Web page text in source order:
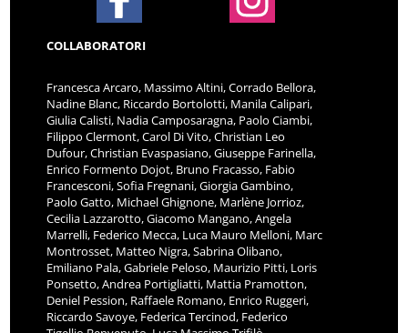
COLLABORATORI
Francesca Arcaro, Massimo Altini, Corrado Bellora,
Nadine Blanc, Riccardo Bortolotti, Manila Calipari,
Giulia Calisti, Nadia Camposaragna, Paolo Ciambi,
Filippo Clermont, Carol Di Vito, Christian Leo
Dufour, Christian Evaspasiano, Giuseppe Farinella,
Enrico Formento Dojot, Bruno Fracasso, Fabio
Francesconi, Sofia Fregnani, Giorgia Gambino,
Paolo Gatto, Michael Ghignone, Marlène Jorrioz,
Cecilia Lazzarotto, Giacomo Mangano, Angela
Marrelli, Federico Mecca, Luca Mauro Melloni, Marc
Montrosset, Matteo Nigra, Sabrina Olibano,
Emiliano Pala, Gabriele Peloso, Maurizio Pitti, Loris
Ponsetto, Andrea Portigliatti, Mattia Pramotton,
Deniel Pession, Raffaele Romano, Enrico Ruggeri,
Riccardo Savoye, Federica Tercinod, Federico